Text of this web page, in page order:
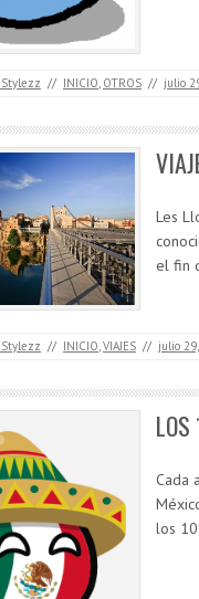
Stylezz // INICIO OTROS // julio
Les
el fin
Stylezz // INICIO VIAJES // julio
Cada
los